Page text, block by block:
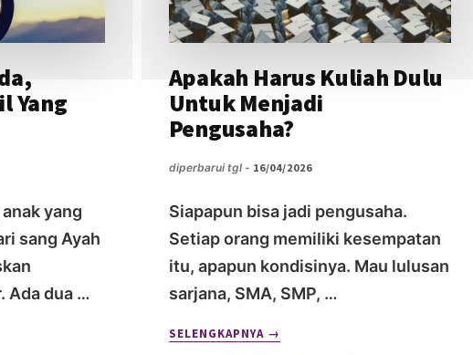
Yang
yang
sang Ayah
Ada dua …
Apakah Harus Kuliah Dulu
Untuk Menjadi
Pengusaha?
diperbarui tgl - 16/04/2026
Siapapun bisa jadi pengusaha.
Setiap orang memiliki kesempatan
itu, apapun kondisinya. Mau lulusan
sarjana, SMA, SMP, …
SELENGKAPNYA
APAKAH
→